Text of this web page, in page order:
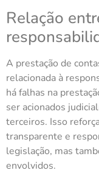
Relação
A prestação de
relacionada à
há falhas na
ser acionados
terceiros. Isso
transparente e
legislação, mas
envolvidos.